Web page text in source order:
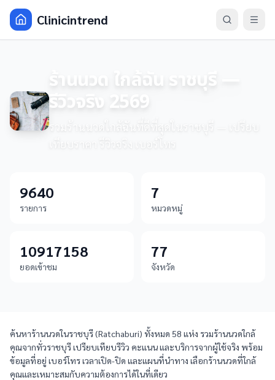
Clinicintrend
ร้านนวด ใกล้ฉัน ราชบุรี —
รีวิวจริง 2569
รวมร้านนวดใกล้ฉันที่ดีที่สุดในราชบุรี — เปรียบ
เทียบราคา รีวิวจริง เบอร์โทร
9640
รายการ
7
หมวดหมู่
10917158
ยอดเข้าชม
77
จังหวัด
ค้นหาร้านนวดในราชบุรี (Ratchaburi) ทั้งหมด 58 แห่ง รวมร้านนวดใกล้
คุณจากทั่วราชบุรี เปรียบเทียบรีวิว คะแนน และบริการจากผู้ใช้จริง พร้อม
ข้อมูลที่อยู่ เบอร์โทร เวลาเปิด-ปิด และแผนที่นำทาง เลือกร้านนวดที่ใกล้
คุณและเหมาะสมกับความต้องการได้ในที่เดียว